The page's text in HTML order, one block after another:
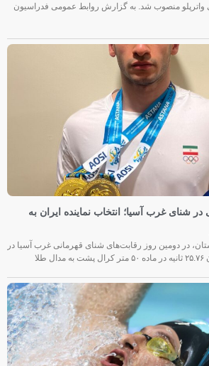
منصوب شد. به گزارش روابط عمومی فدراسیون
شنای غرب آسیا؛ انتخاب نماینده ایران به
در دومین روز رقابت‌های شنای قهرمانی غرب آسیا در